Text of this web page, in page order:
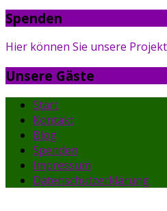
Spenden
Hier können Sie unsere
Unsere Gäste
Start
Kontakt
Blog
Spenden
Impressum
Datenschutzerklärung